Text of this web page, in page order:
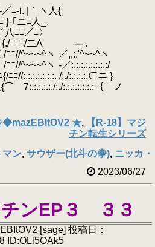
ﾆ-i. |｀ヽ人{
｢ニﾆ人_.
ﾆﾆ／ﾆ〉
ﾆﾆﾆ/二Λ -‐- ､
ヽ ／,.:.'^~~^ヽ
ヽ -／:.:.:.:.:.:.:.:/
/:./:.:.:.:.⊂ニ }
:./:.:.:.:.:.:.:｛ ノ
◆mazEBItOV2 ★,
【R-18】マジ
チン転生シリーズ
マン, サウザー(北斗の拳), ニッカ
2023/06/27
チンEP３ ３３
[sage] 投稿日：
ID:OLl5OAk5